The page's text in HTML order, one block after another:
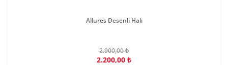
Allures Desenli Halı
2.900,00 ₺
2.200,00 ₺